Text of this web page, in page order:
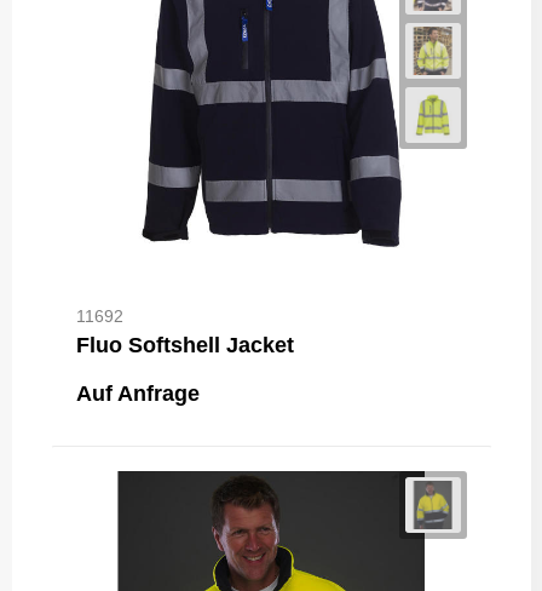
11692
Fluo Softshell Jacket
Auf Anfrage